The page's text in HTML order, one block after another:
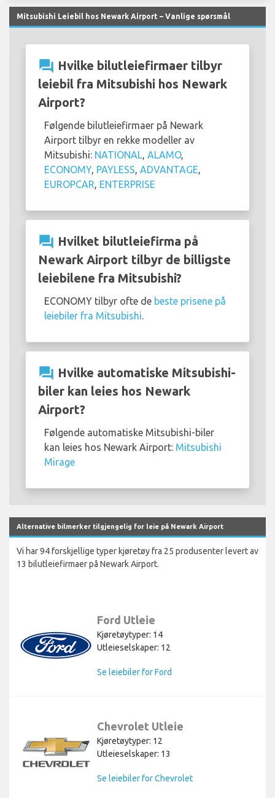
Mitsubishi Leiebil hos Newark Airport – Vanlige spørsmål
question_answer Hvilke bilutleiefirmaer tilbyr
leiebil fra Mitsubishi hos Newark
Airport?
Følgende bilutleiefirmaer på Newark
Airport tilbyr en rekke modeller av
Mitsubishi: NATIONAL ALAMO,
ECONOMY, PAYLESS ADVANTAGE
EUROPCAR ENTERPRISE
question_answer Hvilket bilutleiefirma på
Newark Airport tilbyr de billigste
leiebilene fra Mitsubishi?
ECONOMY tilbyr ofte de beste prisene på
leiebiler fra Mitsubishi
question_answer Hvilke automatiske Mitsubishi-
biler kan leies hos Newark
Airport?
Følgende automatiske Mitsubishi-biler
kan leies hos Newark Airport: Mitsubishi
Mirage
Alternative bilmerker tilgjengelig for leie på Newark Airport
Vi har 94 forskjellige typer kjøretøy fra 25 produsenter levert av
13 bilutleiefirmaer på Newark Airport.
Ford Utleie
Kjøretøytyper: 14
Utleieselskaper: 12
Se leiebiler for Ford
Chevrolet Utleie
Kjøretøytyper: 12
Utleieselskaper: 13
Se leiebiler for Chevrolet